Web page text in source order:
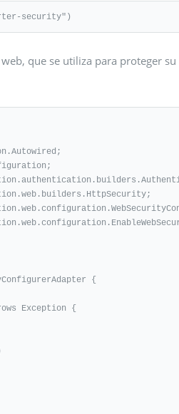
security")
que se utiliza para proteger
{